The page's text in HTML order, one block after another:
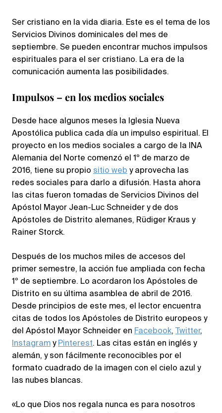
Ser cristiano en la vida diaria. Este es el tema de los
Servicios Divinos dominicales del mes de
septiembre. Se pueden encontrar muchos impulsos
espirituales para el ser cristiano. La era de la
comunicación aumenta las posibilidades.
Impulsos – en los medios sociales
Desde hace algunos meses la Iglesia Nueva
Apostólica publica cada día un impulso espiritual. El
proyecto en los medios sociales a cargo de la INA
Alemania del Norte comenzó el 1º de marzo de
2016, tiene su propio sitio web y aprovecha las
redes sociales para darlo a difusión. Hasta ahora
las citas fueron tomadas de Servicios Divinos del
Apóstol Mayor Jean-Luc Schneider y de dos
Apóstoles de Distrito alemanes, Rüdiger Kraus y
Rainer Storck.
Después de los muchos miles de accesos del
primer semestre, la acción fue ampliada con fecha
1º de septiembre. Lo acordaron los Apóstoles de
Distrito en su última asamblea de abril de 2016.
Desde principios de este mes, el lector encuentra
citas de todos los Apóstoles de Distrito europeos y
del Apóstol Mayor Schneider en Facebook, Twitter,
Instagram y Pinterest. Las citas están en inglés y
alemán, y son fácilmente reconocibles por el
formato cuadrado de la imagen con el cielo azul y
las nubes blancas.
«Lo que Dios nos regala nunca es para nosotros